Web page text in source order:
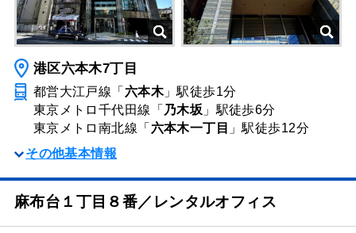
港区六本木7丁目
都営大江戸線「 六本木」駅徒歩1分
東京メトロ千代田線「 乃木坂 」駅徒歩6分
東京メトロ南北線「 六本木一丁目 」駅徒歩12分
その他基本情報
麻布台１丁目８番／レンタルオフィス